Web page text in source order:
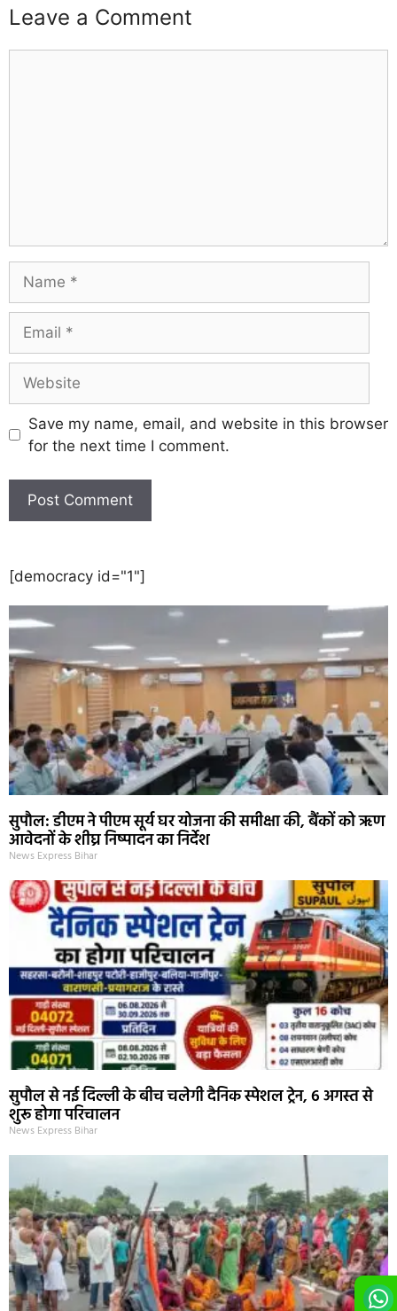
Leave a Comment
Save my name, email, and website in this browser
for the next time I comment.
[democracy id="1"]
सुपौल: डीएम ने पीएम सूर्य घर योजना की समीक्षा की, बैंकों को ऋण
आवेदनों के शीघ्र निष्पादन का निर्देश
News Express Bihar
सुपौल से नई दिल्ली के बीच चलेगी दैनिक स्पेशल ट्रेन, 6 अगस्त से
शुरू होगा परिचालन
News Express Bihar